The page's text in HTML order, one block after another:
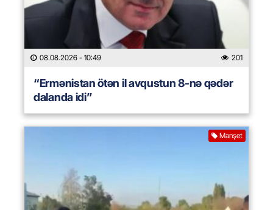
08.08.2026 - 10:49 201
“Ermənistan ötən il avqustun 8-nə qədər
dalanda idi”
Manşet